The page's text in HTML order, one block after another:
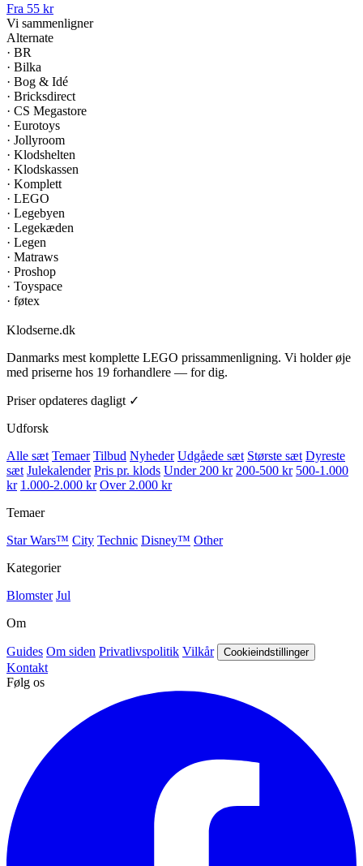
Fra 55 kr
Vi sammenligner
Alternate
· BR
· Bilka
· Bog & Idé
· Bricksdirect
· CS Megastore
· Eurotoys
· Jollyroom
· Klodshelten
· Klodskassen
· Komplett
· LEGO
· Legebyen
· Legekæden
· Legen
· Matraws
· Proshop
· Toyspace
· føtex
Klodserne.dk
Danmarks mest komplette LEGO prissammenligning. Vi holder øje
med priserne hos 19 forhandlere — for dig.
Priser opdateres dagligt ✓
Udforsk
Alle sæt Temaer Tilbud Nyheder Udgåede sæt Største sæt Dyreste
sæt Julekalender Pris pr. klods Under 200 kr 200-500 kr 500-1.000
kr 1.000-2.000 kr Over 2.000 kr
Temaer
Star Wars™ City Technic Disney™ Other
Kategorier
Blomster Jul
Om
Guides Om siden Privatlivspolitik Vilkår Cookieindstillinger
Kontakt
Følg os